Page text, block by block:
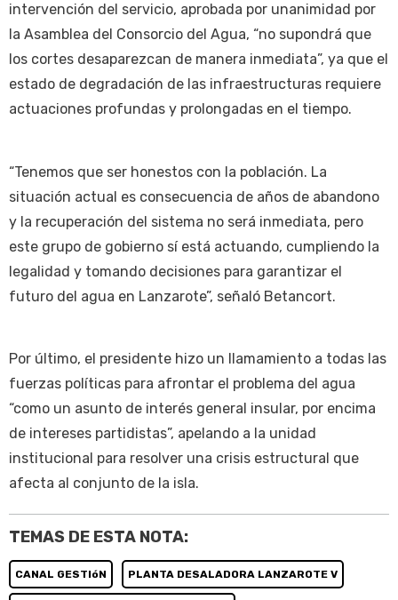
intervención del servicio, aprobada por unanimidad por
la Asamblea del Consorcio del Agua, “no supondrá que
los cortes desaparezcan de manera inmediata”, ya que el
estado de degradación de las infraestructuras requiere
actuaciones profundas y prolongadas en el tiempo.
“Tenemos que ser honestos con la población. La
situación actual es consecuencia de años de abandono
y la recuperación del sistema no será inmediata, pero
este grupo de gobierno sí está actuando, cumpliendo la
legalidad y tomando decisiones para garantizar el
futuro del agua en Lanzarote”, señaló Betancort.
Por último, el presidente hizo un llamamiento a todas las
fuerzas políticas para afrontar el problema del agua
“como un asunto de interés general insular, por encima
de intereses partidistas”, apelando a la unidad
institucional para resolver una crisis estructural que
afecta al conjunto de la isla.
TEMAS DE ESTA NOTA:
CANAL GESTIóN PLANTA DESALADORA LANZAROTE V